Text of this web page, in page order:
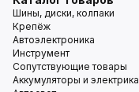
Шины, диски, колпаки
Крепёж
Автоэлектроника
Инструмент
Сопутствующие товары
Аккумуляторы и электрика